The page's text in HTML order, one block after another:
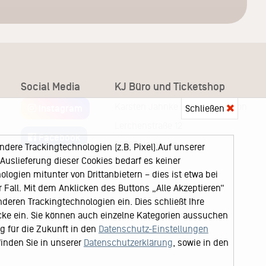
Social Media
Facebook
KJ Büro und Ticketshop
Karsten Jahnke Konzertdirektion
22767 Hamburg
Schließen
Trackingtechnologien (z.B. Pixel).Auf unserer
dieser Cookies bedarf es keiner
mitunter von Drittanbietern – dies ist etwa bei
Mit dem Anklicken des Buttons „Alle Akzeptieren“
Trackingtechnologien ein. Dies schließt Ihre
ein. Sie können auch einzelne Kategorien aussuchen
für die Zukunft in den Datenschutz-Einstellungen
Sie in unserer Datenschutzerklärung , sowie in den